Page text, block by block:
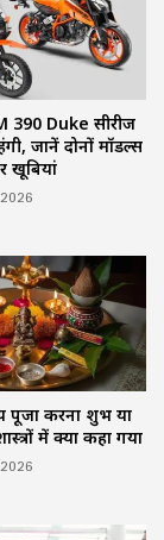
390 Duke सीरीज
जानें दोनों मॉडल्स
खूबियां
पूजा करना शुभ या
में क्या कहा गया